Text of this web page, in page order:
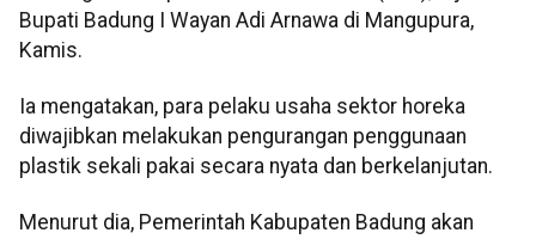
Bupati Badung I Wayan Adi Arnawa di Mangupura,
Kamis.
Ia mengatakan, para pelaku usaha sektor horeka
diwajibkan melakukan pengurangan penggunaan
plastik sekali pakai secara nyata dan berkelanjutan.
Menurut dia, Pemerintah Kabupaten Badung akan